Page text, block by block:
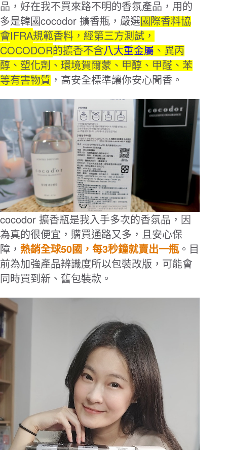
品，好在我不買來路不明的香氛產品，用的
多是韓國cocodor 擴香瓶，嚴選 國際香料協
會IFRA規範香料，經第三方測試，
COCODOR的擴香不含八大重金屬 、異丙
醇、塑化劑、環境賀爾蒙、甲醇、甲醛、苯
等有害物質 ，高安全標準讓你安心聞香。
cocodor 擴香瓶是我入手多次的香氛品，因
為真的很便宜，購買通路又多，且安心保
障， 熱銷全球50國，每3秒鐘就賣出一瓶。目
前為加強產品辨識度所以包裝改版，可能會
同時買到新、舊包裝款。